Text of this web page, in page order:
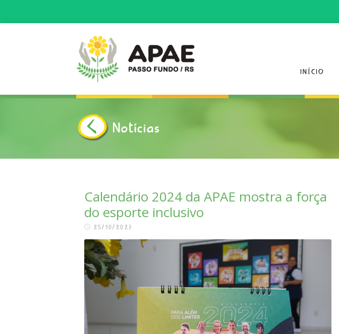
INÍCIO
COMO ATUAMOS
NOTÍCIAS
APOIE
FALE CONOSCO
Notícias
Calendário 2024 da APAE mostra a força
do esporte inclusivo
25/10/2023